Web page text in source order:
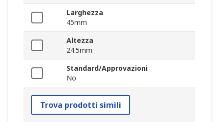
Larghezza
45mm
Altezza
24.5mm
Standard/Approvazioni
No
Trova prodotti simili